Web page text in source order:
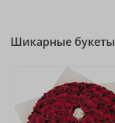
Шикарные букеты